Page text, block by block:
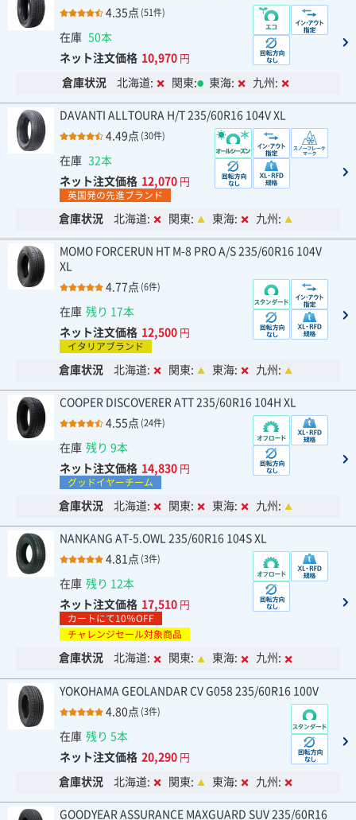
4.35点 (51件)
在庫 50本
ネット注文価格 10,970 円
倉庫状況 北海道: 関東: 東海: 九州:
DAVANTI ALLTOURA H/T 235/60R16 104V XL
4.49点 (30件)
在庫 32本
ネット注文価格 12,070 円
英国発の先進ブランド
倉庫状況 北海道: 関東: 東海: 九州:
MOMO FORCERUN HT M-8 PRO A/S 235/60R16 104V
XL
4.77点 (6件)
在庫 残り 17本
ネット注文価格 12,500 円
イタリアブランド
倉庫状況 北海道: 関東: 東海: 九州:
COOPER DISCOVERER ATT 235/60R16 104H XL
4.55点 (24件)
在庫 残り 9本
ネット注文価格 14,830 円
グッドイヤーチーム
倉庫状況 北海道: 関東: 東海: 九州:
NANKANG AT-5.OWL 235/60R16 104S XL
4.81点 (3件)
在庫 残り 12本
ネット注文価格 17,510 円
カートにて10％OFF
チャレンジセール対象商品
倉庫状況 北海道: 関東: 東海: 九州:
YOKOHAMA GEOLANDAR CV G058 235/60R16 100V
4.80点 (3件)
在庫 残り 5本
ネット注文価格 20,290 円
倉庫状況 北海道: 関東: 東海: 九州:
GOODYEAR ASSURANCE MAXGUARD SUV 235/60R16